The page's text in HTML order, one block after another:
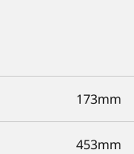
173mm
453mm